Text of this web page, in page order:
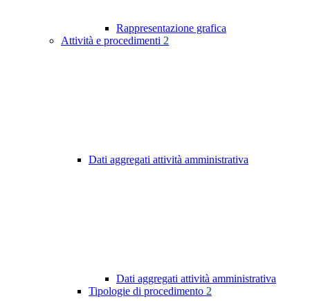
Rappresentazione grafica
Attività e procedimenti 2
Dati aggregati attività amministrativa
Dati aggregati attività amministrativa
Tipologie di procedimento 2